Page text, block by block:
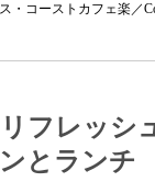
・コーストカフェ楽／
フレッシ
とラン